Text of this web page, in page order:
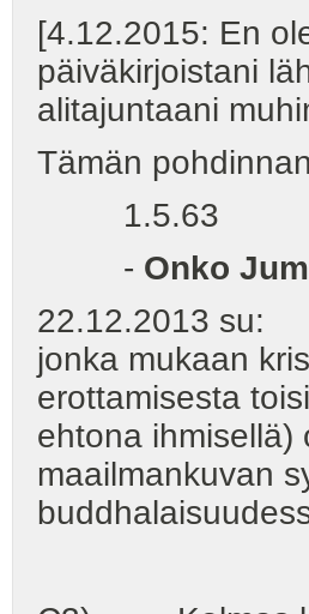
[4.12.2015: En
päiväkirjoistani
alitajuntaani
Tämän
1.5.63 >
- Onko
22.12.2013 su:
jonka mukaan
erottamisesta
ehtona ihmisellä)
maailmankuvan